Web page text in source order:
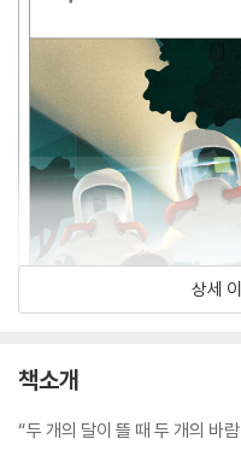
상세
책소개
“두 개의 달이 뜰 때 두 개의 바